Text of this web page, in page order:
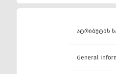
ატრიბუტის
General